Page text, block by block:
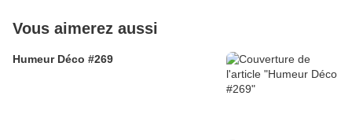
Vous aimerez aussi
Humeur Déco #269